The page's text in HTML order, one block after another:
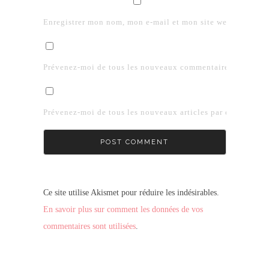
Enregistrer mon nom, mon e-mail et mon site web dans le
Prévenez-moi de tous les nouveaux commentaires par e-
Prévenez-moi de tous les nouveaux articles par e-mail.
Ce site utilise Akismet pour réduire les indésirables.
En savoir plus sur comment les données de vos
commentaires sont utilisées.